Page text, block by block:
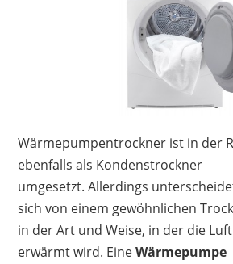
Wärmepumpentrockner ist in der
ebenfalls als Kondenstrockner
umgesetzt. Allerdings
sich von einem gewöhnlichen
in der Art und Weise, in der die Luft
erwärmt wird. EineWärmepumpe